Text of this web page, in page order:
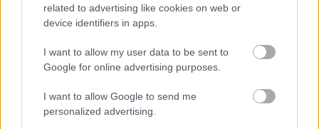
related to advertising like cookies on web or
device identifiers in apps.
I want to allow my user data to be sent to
Google for online advertising purposes.
I want to allow Google to send me
personalized advertising.
Kijelenthetjük, hogy Az utolsó emberig
csak látszólag
szól arról, amiről. A mögöttes tartalom, mint a jó és
rossz összefonódása, pólusváltása, vagyis
átértelmezése sokkal mélyebb élményanyagot nyújt,
ha el tudunk vonatkoztatni a közönség